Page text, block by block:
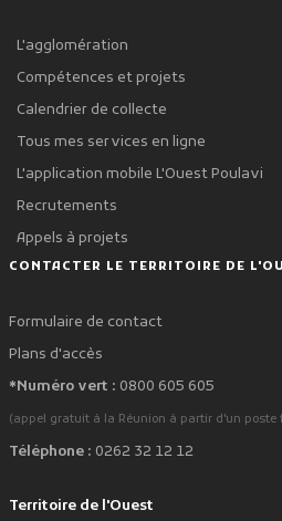
L'agglomération
Compétences et projets
Calendrier de collecte
Tous mes services en ligne
L'application mobile L'Ouest Poulavi
Recrutements
Appels à projets
CONTACTER LE TERRITOIRE DE
Formulaire de contact
Plans d'accès
*Numéro vert : 0800 605 605
(appel gratuit à la Réunion à partir d'un poste
Téléphone : 0262 32 12 12
Territoire de l'Ouest